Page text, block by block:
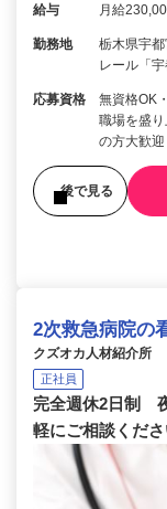
給与 月給
勤務地
栃木県宇
レール「
応募資格
無資格OK
職場を盛
の方大歓
後で見る
2次救急病院の
クズオカ人材紹介所
正社員
完全週休2日制
軽にご相談くださ